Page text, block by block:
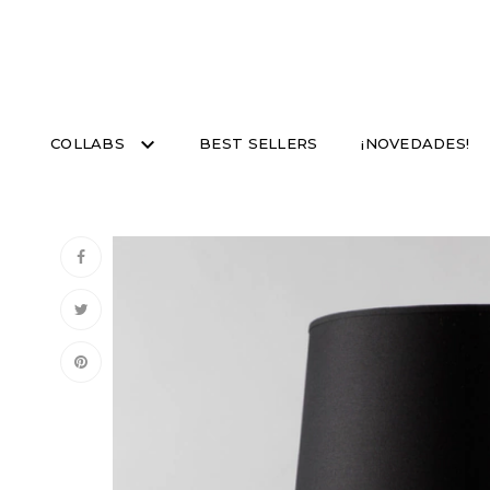
COLLABS BEST SELLERS ¡NOVEDADES!